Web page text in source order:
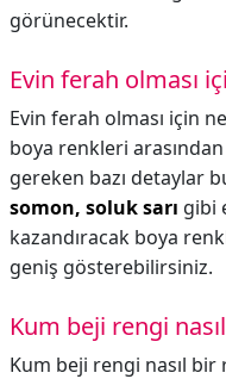
görünecektir.
Evin ferah olması
Evin ferah olması için
boya renkleri
gereken bazı detaylar
somon, soluk sarı gibi
kazandıracak boya
geniş gösterebilirsiniz.
Kum beji rengi
Kum beji rengi nasıl bir